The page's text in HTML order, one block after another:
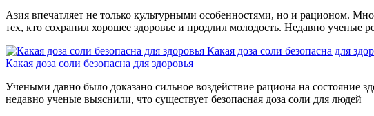
Азия впечатляет не только культурными особенностями, но и рационом.
тех, кто сохранил хорошее здоровье и продлил молодость. Недавно ученые
Какая доза соли безопасна для
Какая доза соли безопасна для здоровья
Учеными давно было доказано сильное воздействие рациона на состояние
недавно ученые выяснили, что существует безопасная доза соли для людей